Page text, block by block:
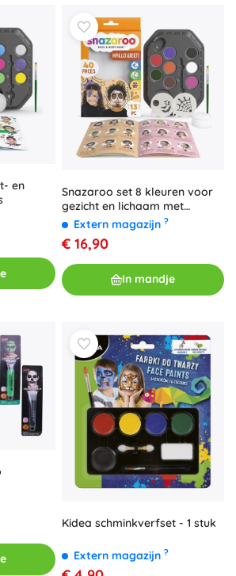
en
Snazaroo set 8 kleuren voor
gezicht en lichaam met
Halloween-sjablonen
Extern magazijn ?
€ 16,90
In mandje
Kidea schminkverfset - 1 stuk
Extern magazijn ?